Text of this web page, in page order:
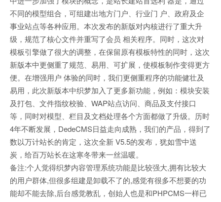
不同的模型组合，可组建出地方门户、行业门 户、政府及企
事业站点等各种应用。本次发布的新版对内核进行了重大升
级，规范了核心文件并重写了会员 相关程序。同时，这次对
模板引擎做了很大的调整，在保留原有模板特性的同时，这次
新版本中更侧重了规范、易用、可扩展，使模板制作变得更方
便。在增强用户 体验的同时，我们更侧重程序的功能健壮及
易用，此次新版本中织梦加入了更多新功能，例如：模块安装
及打包、文件指纹校验、WAP站点访问、商品及支付接口
等，同时对模型、栏目及文档处理各个方面都做了升级。历时
4年不断发展，DedeCMS日益走向成熟，我们的产品，得到了
数以万计站长的肯定，这次全新 V5.5的发布，犹如雪中送
炭，给百万站长在这寒冬带来一丝温暖。
备注:个人觉得织梦内容管理系统功能是比较强大,拥有比较大
的用户群体,但很多组建是卸载不了的,感觉有很多不想要的功
能却不能去除,后台感觉教乱，创始人也是和PHPCMS一样已